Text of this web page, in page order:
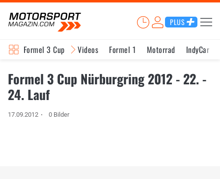
PLUS
Formel 3 Cup Videos Formel 1 Motorrad IndyCar
Formel 3 Cup Nürburgring 2012 - 22. -
24. Lauf
17.09.2012 0 Bilder